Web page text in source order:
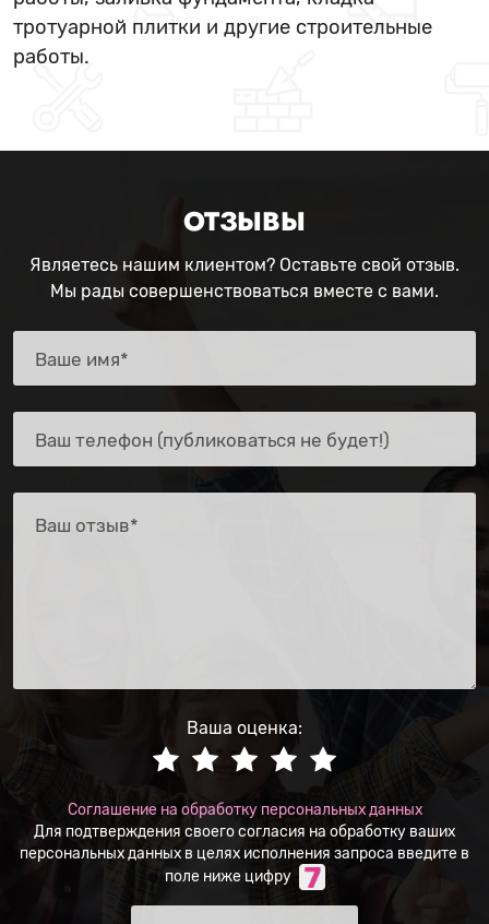
тротуарной плитки и другие строительные
работы.
ОТЗЫВЫ
Являетесь нашим клиентом? Оставьте свой отзыв.
Мы рады совершенствоваться вместе с вами.
Ваша оценка:
Соглашение на обработку персональных данных
Для подтверждения своего согласия на обработку ваших
персональных данных в целях исполнения запроса введите в
поле ниже цифру